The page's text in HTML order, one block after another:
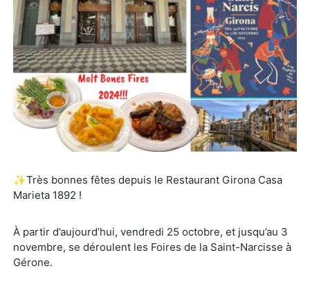
✨Très bonnes fêtes depuis le Restaurant Girona Casa
Marieta 1892 !
À partir d’aujourd’hui, vendredi 25 octobre, et jusqu’au 3
novembre, se déroulent les Foires de la Saint-Narcisse à
Gérone.